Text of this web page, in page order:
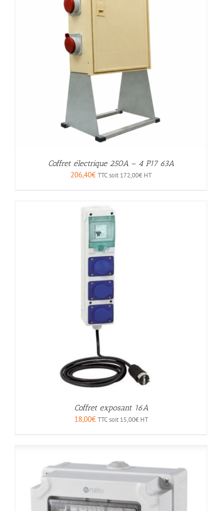
Coffret électrique 250A – 4 P17 63A
206,40€ TTC soit 172,00€ HT
Coffret exposant 16A
18,00€ TTC soit 15,00€HT